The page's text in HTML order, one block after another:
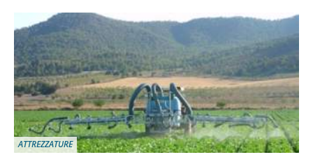
ATTREZZATURE